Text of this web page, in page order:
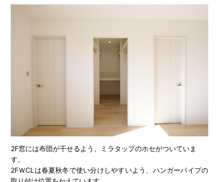
2F窓には布団が干せるよう、ミラタップのホセがついていま
す。
2FＷCLは春夏秋冬で使い分けしやすいよう、ハンガーパイプの